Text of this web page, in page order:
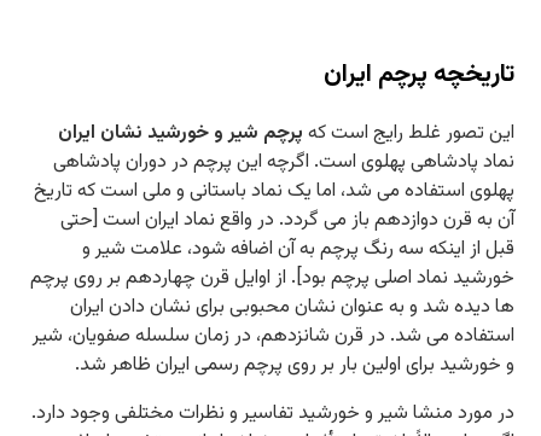
تاریخچه پرچم ایران
این تصور غلط رایج است که پرچم شیر و خورشید نشان ایران
نماد پادشاهی پهلوی است. اگرچه این پرچم در دوران پادشاهی
پهلوی استفاده می شد، اما یک نماد باستانی و ملی است که تاریخ
آن به قرن دوازدهم باز می گردد. در واقع نماد ایران است [حتی
قبل از اینکه سه رنگ پرچم به آن اضافه شود، علامت شیر و
خورشید نماد اصلی پرچم بود]. از اوایل قرن چهاردهم بر روی پرچم
ها دیده شد و به عنوان نشان محبوبی برای نشان دادن ایران
استفاده می شد. در قرن شانزدهم، در زمان سلسله صفویان، شیر
و خورشید برای اولین بار بر روی پرچم رسمی ایران ظاهر شد.
در مورد منشا شیر و خورشید تفاسیر و نظرات مختلفی وجود دارد.